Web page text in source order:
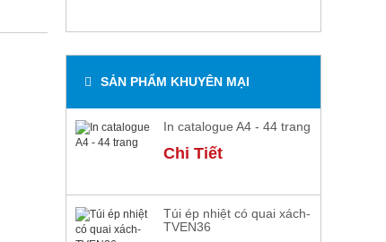
SẢN PHẨM KHUYÊN MẠI
In catalogue A4 - 44 trang
Chi Tiết
Túi ép nhiệt có quai xách-
TVEN36